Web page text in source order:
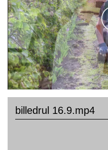
billedrul 16.9.mp4